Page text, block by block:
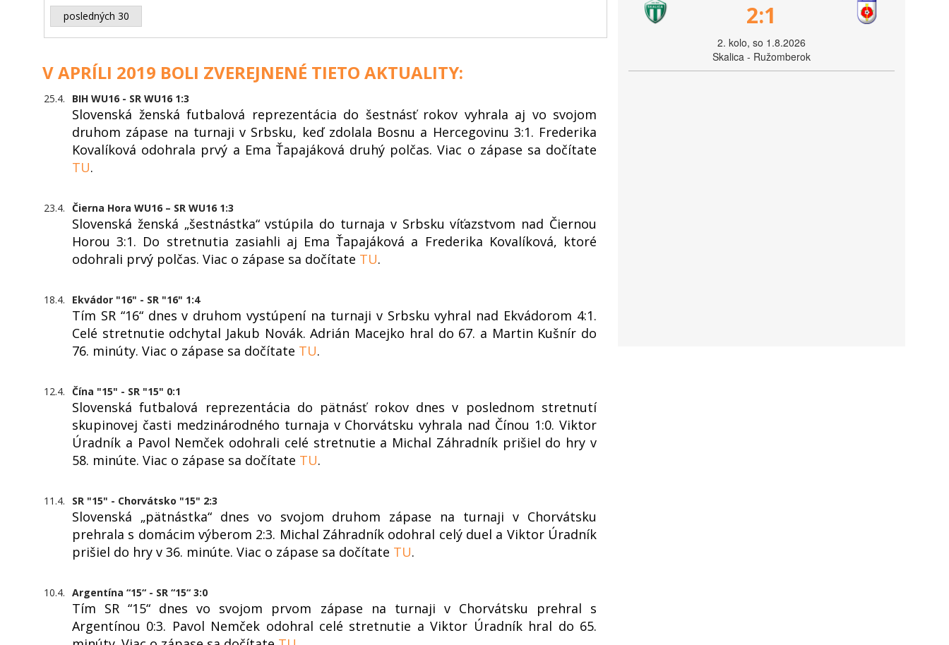
posledných 30
V APRÍLI 2019 BOLI ZVEREJNENÉ TIETO AKTUALITY:
25.4. BIH WU16 - SR WU16 1:3
Slovenská ženská futbalová reprezentácia do šestnásť rokov vyhrala aj vo svojom
druhom zápase na turnaji v Srbsku, keď zdolala Bosnu a Hercegovinu 3:1. Frederika
Kovalíková odohrala prvý a Ema Ťapajáková druhý polčas. Viac o zápase sa dočítate
TU.
23.4. Čierna Hora WU16 – SR WU16 1:3
Slovenská ženská „šestnástka“ vstúpila do turnaja v Srbsku víťazstvom nad Čiernou
Horou 3:1. Do stretnutia zasiahli aj Ema Ťapajáková a Frederika Kovalíková, ktoré
odohrali prvý polčas. Viac o zápase sa dočítate TU.
18.4. Ekvádor "16" - SR "16" 1:4
Tím SR “16“ dnes v druhom vystúpení na turnaji v Srbsku vyhral nad Ekvádorom 4:1.
Celé stretnutie odchytal Jakub Novák. Adrián Macejko hral do 67. a Martin Kušnír do
76. minúty. Viac o zápase sa dočítate TU.
12.4. Čína "15" - SR "15" 0:1
Slovenská futbalová reprezentácia do pätnásť rokov dnes v poslednom stretnutí
skupinovej časti medzinárodného turnaja v Chorvátsku vyhrala nad Čínou 1:0. Viktor
Úradník a Pavol Nemček odohrali celé stretnutie a Michal Záhradník prišiel do hry v
58. minúte. Viac o zápase sa dočítate TU.
11.4. SR "15" - Chorvátsko "15" 2:3
Slovenská „pätnástka“ dnes vo svojom druhom zápase na turnaji v Chorvátsku
prehrala s domácim výberom 2:3. Michal Záhradník odohral celý duel a Viktor Úradník
prišiel do hry v 36. minúte. Viac o zápase sa dočítate TU.
10.4. Argentína “15“ - SR “15“ 3:0
Tím SR “15“ dnes vo svojom prvom zápase na turnaji v Chorvátsku prehral s
Argentínou 0:3. Pavol Nemček odohral celé stretnutie a Viktor Úradník hral do 65.
2:1
2. kolo, so 1.8.2026
Skalica - Ružomberok